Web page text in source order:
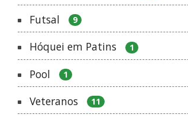
Futsal 9
Hóquei em Patins 1
Pool 1
Veteranos 11